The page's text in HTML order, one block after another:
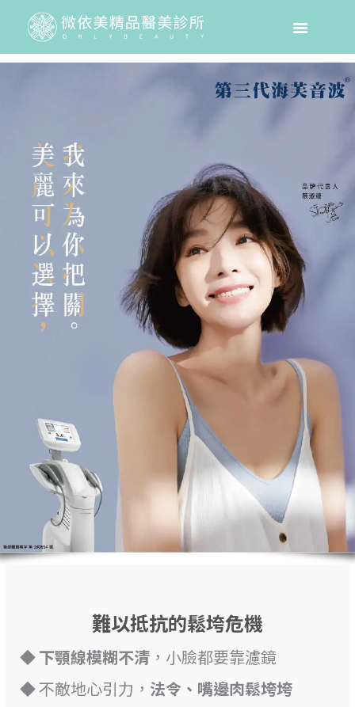
難以抵抗的鬆垮危機
◆下顎線模糊不清 ，小臉都要靠濾鏡
◆ 不敵地心引力， 法令、嘴邊肉鬆垮垮